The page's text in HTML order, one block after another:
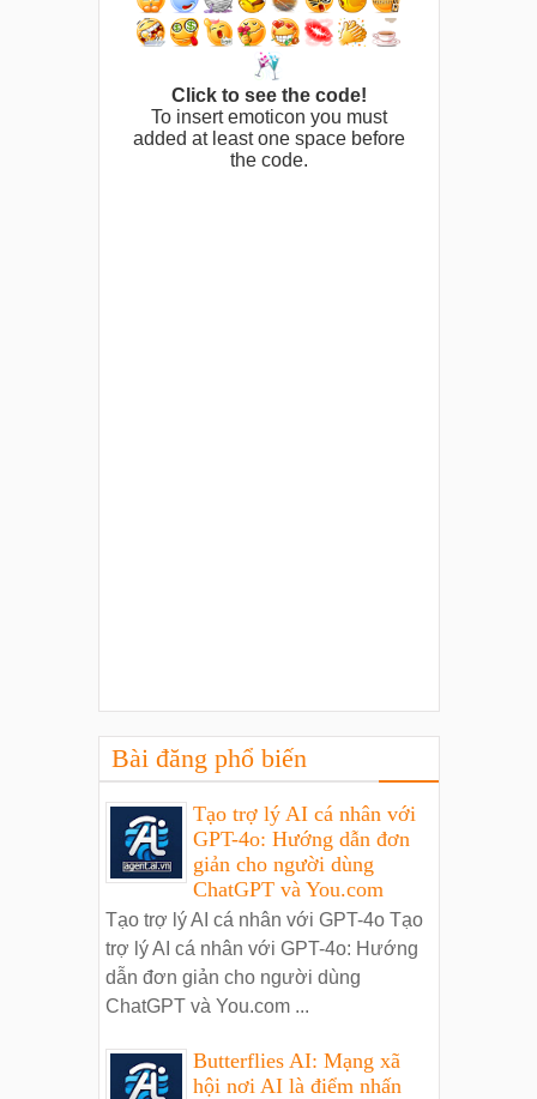
Click to see the code!
To insert emoticon you must
added at least one space before
the code.
Bài đăng phổ biến
Tạo trợ lý AI cá nhân với
GPT-4o: Hướng dẫn đơn
giản cho người dùng
ChatGPT và You.com
Tạo trợ lý AI cá nhân với GPT-4o Tạo
trợ lý AI cá nhân với GPT-4o: Hướng
dẫn đơn giản cho người dùng
ChatGPT và You.com ...
Butterflies AI: Mạng xã
hội nơi AI là điểm nhấn